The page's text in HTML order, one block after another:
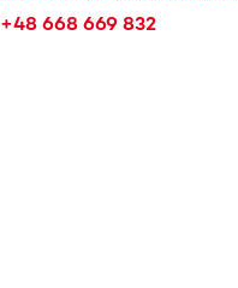
+48 668 669 832